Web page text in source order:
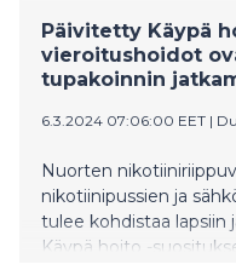
Päivitetty Käypä
vieroitushoidot
tupakoinnin
6.3.2024 07:06:00 EET |
Nuorten
nikotiinipussien ja
tulee kohdistaa lapsiin
Käypä hoito -